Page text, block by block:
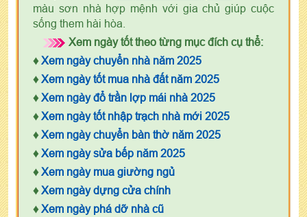
màu sơn nhà hợp mệnh với gia chủ giúp cuộc
sống them hài hòa.
Xem ngày tốt theo từng mục đích cụ thể:
♦ Xem ngày chuyển nhà năm 2025
♦ Xem ngày tốt mua nhà đất năm 2025
♦ Xem ngày đổ trần lợp mái nhà 2025
♦ Xem ngày tốt nhập trạch nhà mới 2025
♦ Xem ngày chuyển bàn thờ năm 2025
♦ Xem ngày sửa bếp năm 2025
♦ Xem ngày mua giường ngủ
♦ Xem ngày dựng cửa chính
♦ Xem ngày phá dỡ nhà cũ